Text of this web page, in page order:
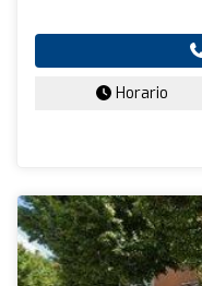
Horario